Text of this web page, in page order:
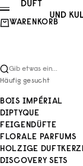
Zum Inhalt springen
Duft und Kultur
Menü
WARENKORB
Gib etwas ein...
Häufig gesucht
BOIS IMPÉRIAL
DIPTYQUE
FEIGENDÜFTE
FLORALE PARFUMS
HOLZIGE
DISCOVERY SETS